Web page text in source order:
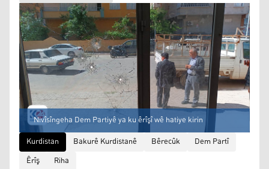
Nivîsîngeha Dem Partiyê ya ku êrîşî wê hatiye kirin
Kurdistan
Bakurê Kurdistanê Bêrecûk
Dem Partî
Êrîş
Riha